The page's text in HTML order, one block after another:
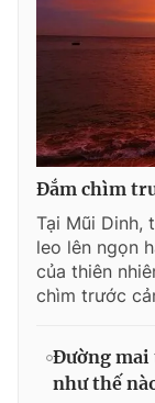
Đắm chìm
Tại Mũi Dinh,
leo lên ngọn
của thiên
chìm trước
Đường mai
như thế